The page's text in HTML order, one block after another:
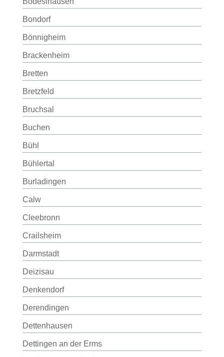
Bondorf
Bönnigheim
Brackenheim
Bretten
Bretzfeld
Bruchsal
Buchen
Bühl
Bühlertal
Burladingen
Calw
Cleebronn
Crailsheim
Darmstadt
Deizisau
Denkendorf
Derendingen
Dettenhausen
Dettingen an der Erms